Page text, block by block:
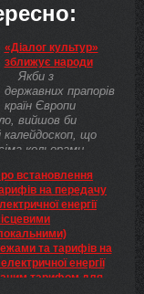
«Діалог культур»
зближує народи
Якби з
державних прапорів
країн Європи
вийшов би
калейдоскоп, що
кольорами
різнобарвя додати
музику ...
встановлення
на передачу
енергії
та тарифів на
енергії
тарифом для